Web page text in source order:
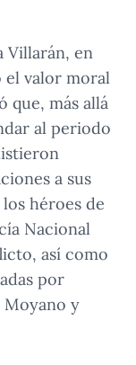
Villarán, en
valor moral
que, más allá
al periodo
a sus
héroes de
Nacional
así como
por
Moyano y